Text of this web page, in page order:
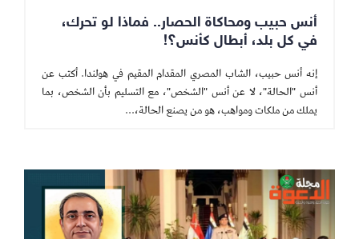
أنس حبيب ومحاكاة الحصار.. فماذا لو تحرك،
في كل بلد، أبطال كأنس؟!
إنه أنس حبيب، الشاب المصري المقدام المقيم في هولندا. أكتب عن
أنس "الحالة"، لا عن أنس "الشخص"، مع التسليم بأن الشخص، بما
يملك من ملكات ومواهب، هو من يصنع الحالة،...